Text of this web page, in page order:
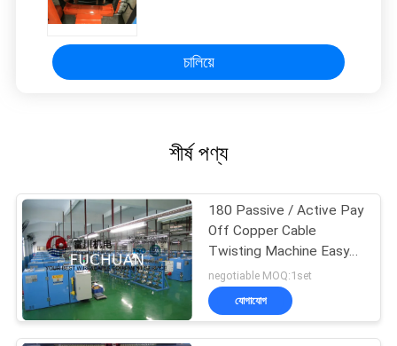
চালিয়ে
শীর্ষ পণ্য
180 Passive / Active Pay
Off Copper Cable
Twisting Machine Easy
Operation
negotiable MOQ:1set
যোগাযোগ